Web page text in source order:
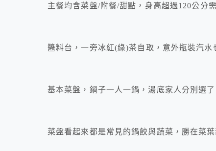
主餐均含菜盤/附餐/甜點，身高超過120公分
醬料台，一旁冰紅(綠)茶自取，意外瓶裝汽水
基本菜盤，鍋子一人一鍋，湯底家人分別選
菜盤看起來都是常見的鍋餃與蔬菜，勝在菜